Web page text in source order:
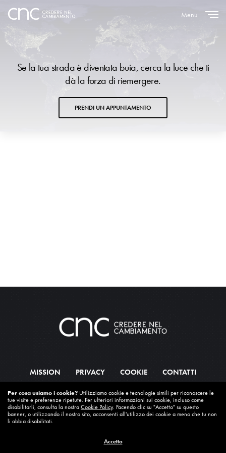
Menu
Se la tua strada è diventata buia, cerca la luce che ti
dà la forza di riemergere.
PRENDI UN APPUNTAMENTO
MISSION PRIVACY COOKIE CONTATTI
© 2022 Credere nel Cambiamento. Tutti i diritti riservati.
Per cosa usiamo i cookie? Utilizziamo cookie e tecnologie simili per riconoscere le
tue visite e preferenze ripetute. Per ulteriori informazioni sui cookie, incluso come
disabilitarli, consulta la nostraCookie Policy. Facendo clic su "Accetto" su questo
banner, o utilizzando il nostro sito, acconsenti all'utilizzo dei cookie a meno che tu non
li abbia disabilitati.
Accetto